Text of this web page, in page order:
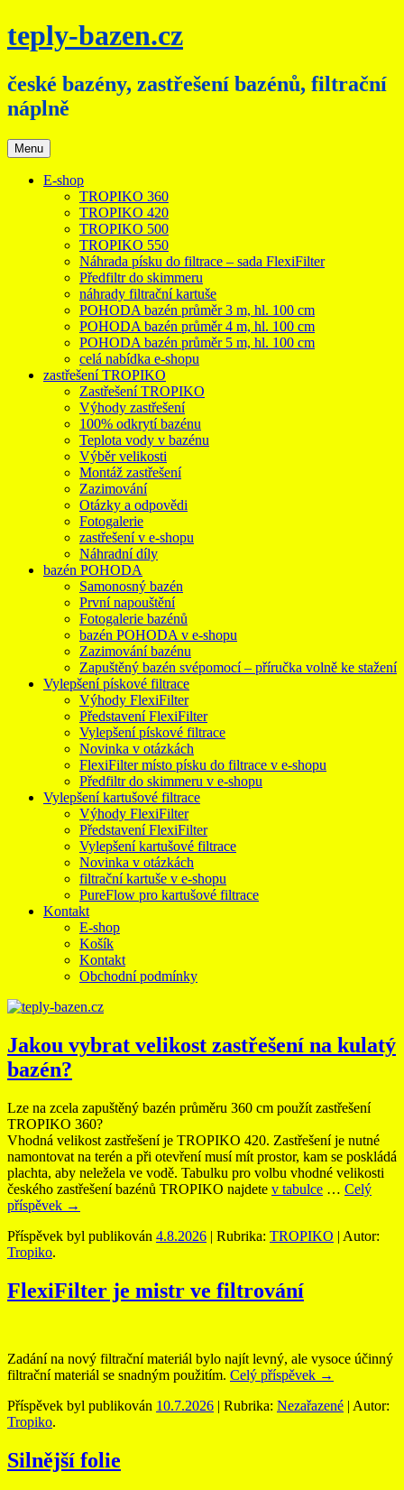
Přejít
k
webu
teply-bazen.cz
české bazény, zastřešení bazénů, filtrační
náplně
Menu
E-shop
TROPIKO 360
TROPIKO 420
TROPIKO 500
TROPIKO 550
Náhrada písku do filtrace – sada FlexiFilter
Předfiltr do skimmeru
náhrady filtrační kartuše
POHODA bazén průměr 3 m, hl. 100 cm
POHODA bazén průměr 4 m, hl. 100 cm
POHODA bazén průměr 5 m, hl. 100 cm
celá nabídka e-shopu
zastřešení TROPIKO
Zastřešení TROPIKO
Výhody zastřešení
100% odkrytí bazénu
Teplota vody v bazénu
Výběr velikosti
Montáž zastřešení
Zazimování
Otázky a odpovědi
Fotogalerie
zastřešení v e-shopu
Náhradní díly
bazén POHODA
Samonosný bazén
První napouštění
Fotogalerie bazénů
bazén POHODA v e-shopu
Zazimování bazénu
Zapuštěný bazén svépomocí – příručka volně ke stažení
Vylepšení pískové filtrace
Výhody FlexiFilter
Představení FlexiFilter
Vylepšení pískové filtrace
Novinka v otázkách
FlexiFilter místo písku do filtrace v e-shopu
Předfiltr do skimmeru v e-shopu
Vylepšení kartušové filtrace
Výhody FlexiFilter
Představení FlexiFilter
Vylepšení kartušové filtrace
Novinka v otázkách
filtrační kartuše v e-shopu
PureFlow pro kartušové filtrace
Kontakt
E-shop
Košík
Kontakt
Obchodní podmínky
Jakou vybrat velikost zastřešení na kulatý
bazén?
Lze na zcela zapuštěný bazén průměru 360 cm použít zastřešení
TROPIKO 360?
Vhodná velikost zastřešení je TROPIKO 420. Zastřešení je nutné
namontovat na terén a při otevření musí mít prostor, kam se poskládá
plachta, aby neležela ve vodě. Tabulku pro volbu vhodné velikosti
českého zastřešení bazénů TROPIKO najdete v tabulce … Celý
příspěvek →
Příspěvek byl publikován 4.8.2026 | Rubrika: TROPIKO | Autor:
Tropiko.
FlexiFilter je mistr ve filtrování
Zadání na nový filtrační materiál bylo najít levný, ale vysoce účinný
filtrační materiál se snadným použitím. Celý příspěvek →
Příspěvek byl publikován 10.7.2026 | Rubrika: Nezařazené | Autor:
Tropiko.
Silnější folie